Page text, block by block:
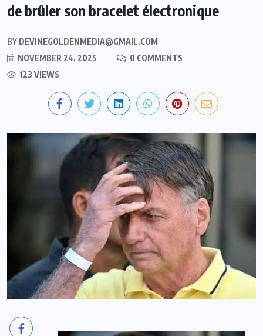
de brûler son bracelet électronique
BY DEVINEGOLDENMEDIA@GMAIL.COM
NOVEMBER 24, 2025
0 COMMENTS
123 VIEWS